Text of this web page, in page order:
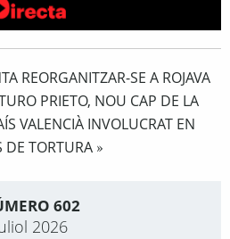
REORGANITZAR-SE A ROJAVA
PRIETO, NOU CAP DE LA
VALENCIÀ INVOLUCRAT EN
DE TORTURA»
602
2026